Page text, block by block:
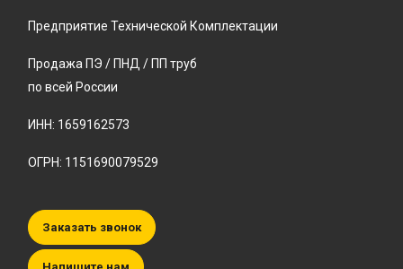
Предприятие Технической Комплектации
Продажа ПЭ / ПНД / ПП труб
по всей России
ИНН: 1659162573
ОГРН: 1151690079529
Заказать звонок